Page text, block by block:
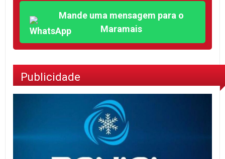
Mande uma mensagem para o
Maramais
Publicidade